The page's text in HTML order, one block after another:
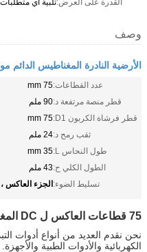
القدرة على العرض:تلبية أي
وصف
الأرضية النادرة المغناطيس الدائم
عدد القطاعات:75 mm
قطر منصة مرتفعة د:90 ملم
قطر فرشاة الكربون D1:
75 mm
ثقب رمح د:24 ملم
طول النحاس L:
35 mm
الطول الكلي ح:43 ملم
تسليط الضوء:الجزء العاكس
75 قطاعات العاكس ل DC المغناطيس الدائم موتور ZTY
نحن نقدم العديد من أنواع أدوات
الكهربائية والأدوات الطبية والأجهزة.